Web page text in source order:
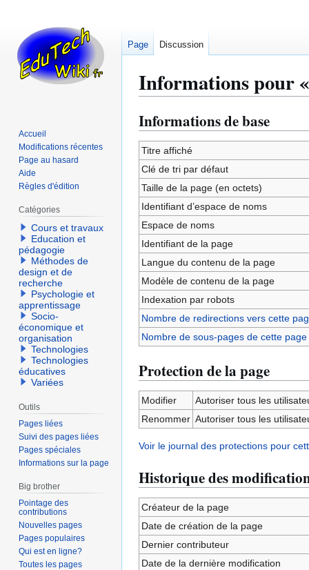
Informations pour
Aller
à
la
navigation
Aller
à
la
recherche
Informations de base
Titre affiché
Clé de tri par défaut
Taille de la page (en octets)
Identifiant dʼespace de noms
Espace de noms
Identifiant de la page
Langue du contenu de la page
Modèle de contenu de la page
Indexation par robots
Nombre de redirections vers cette
Nombre de sous-pages de cette page
Protection de la page
Modifier
Autoriser tous les
Renommer Autoriser tous les
Voir le journal des protections pour
Historique des
Créateur de la page
Date de création de la page
Dernier contributeur
Date de la dernière modification
Page Discussion
Accueil
Modifications récentes
Page au hasard
Aide
Règles d'édition
Catégories
Cours et travaux
Education et
pédagogie
Méthodes de
design et de
recherche
Psychologie et
apprentissage
Socio-
économique et
organisation
Technologies
Technologies
éducatives
Variées
Outils
Pages liées
Suivi des pages liées
Pages spéciales
Informations sur la page
Big brother
Pointage des
contributions
Nouvelles pages
Pages populaires
Qui est en ligne?
Toutes les pages